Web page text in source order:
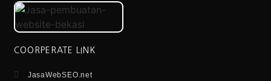
COORPERATE LINK
JasaWebSEO.net